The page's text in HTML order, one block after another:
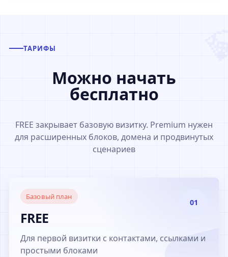
ТАРИФЫ
Можно начать
бесплатно
FREE закрывает базовую визитку. Premium нужен
для расширенных блоков, домена и продвинутых
сценариев
Базовый план
FREE
01
Для первой визитки с контактами, ссылками и
простыми блоками